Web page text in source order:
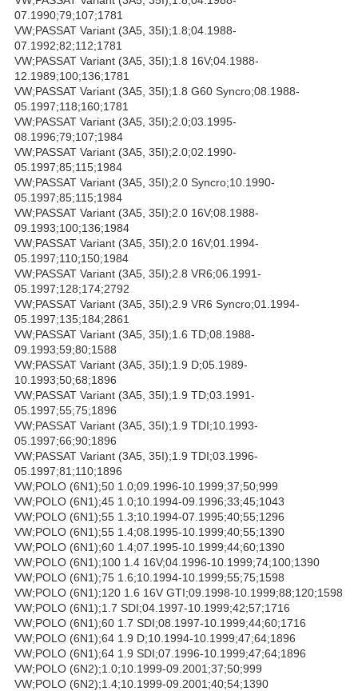
07.1990;79;107;1781
VW;PASSAT Variant (3A5, 35I);1.8;04.1988-
07.1992;82;112;1781
VW;PASSAT Variant (3A5, 35I);1.8 16V;04.1988-
12.1989;100;136;1781
VW;PASSAT Variant (3A5, 35I);1.8 G60 Syncro;08.1988-
05.1997;118;160;1781
VW;PASSAT Variant (3A5, 35I);2.0;03.1995-
08.1996;79;107;1984
VW;PASSAT Variant (3A5, 35I);2.0;02.1990-
05.1997;85;115;1984
VW;PASSAT Variant (3A5, 35I);2.0 Syncro;10.1990-
05.1997;85;115;1984
VW;PASSAT Variant (3A5, 35I);2.0 16V;08.1988-
09.1993;100;136;1984
VW;PASSAT Variant (3A5, 35I);2.0 16V;01.1994-
05.1997;110;150;1984
VW;PASSAT Variant (3A5, 35I);2.8 VR6;06.1991-
05.1997;128;174;2792
VW;PASSAT Variant (3A5, 35I);2.9 VR6 Syncro;01.1994-
05.1997;135;184;2861
VW;PASSAT Variant (3A5, 35I);1.6 TD;08.1988-
09.1993;59;80;1588
VW;PASSAT Variant (3A5, 35I);1.9 D;05.1989-
10.1993;50;68;1896
VW;PASSAT Variant (3A5, 35I);1.9 TD;03.1991-
05.1997;55;75;1896
VW;PASSAT Variant (3A5, 35I);1.9 TDI;10.1993-
05.1997;66;90;1896
VW;PASSAT Variant (3A5, 35I);1.9 TDI;03.1996-
05.1997;81;110;1896
VW;POLO (6N1);50 1.0;09.1996-10.1999;37;50;999
VW;POLO (6N1);45 1.0;10.1994-09.1996;33;45;1043
VW;POLO (6N1);55 1.3;10.1994-07.1995;40;55;1296
VW;POLO (6N1);55 1.4;08.1995-10.1999;40;55;1390
VW;POLO (6N1);60 1.4;07.1995-10.1999;44;60;1390
VW;POLO (6N1);100 1.4 16V;04.1996-10.1999;74;100;1390
VW;POLO (6N1);75 1.6;10.1994-10.1999;55;75;1598
VW;POLO (6N1);120 1.6 16V GTI;09.1998-10.1999;88;120;1598
VW;POLO (6N1);1.7 SDI;04.1997-10.1999;42;57;1716
VW;POLO (6N1);60 1.7 SDI;08.1997-10.1999;44;60;1716
VW;POLO (6N1);64 1.9 D;10.1994-10.1999;47;64;1896
VW;POLO (6N1);64 1.9 SDI;07.1996-10.1999;47;64;1896
VW;POLO (6N2);1.0;10.1999-09.2001;37;50;999
VW;POLO (6N2);1.4;10.1999-09.2001;40;54;1390